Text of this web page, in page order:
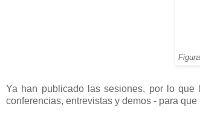
Ya han publicado las sesiones, por lo
conferencias, entrevistas y demos - para